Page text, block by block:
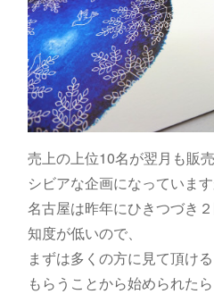
売上の上位10名が翌月も販
シビアな企画になっています
名古屋は昨年にひきつづき
知度が低いので、
まずは多くの方に見て頂け
もらうことから始められたら